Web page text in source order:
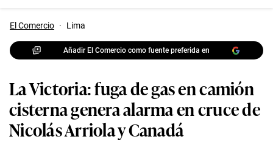
El Comercio · Lima
Añadir El Comercio como fuente preferida en
La Victoria: fuga de gas en camión
cisterna genera alarma en cruce de
Nicolás Arriola y Canadá